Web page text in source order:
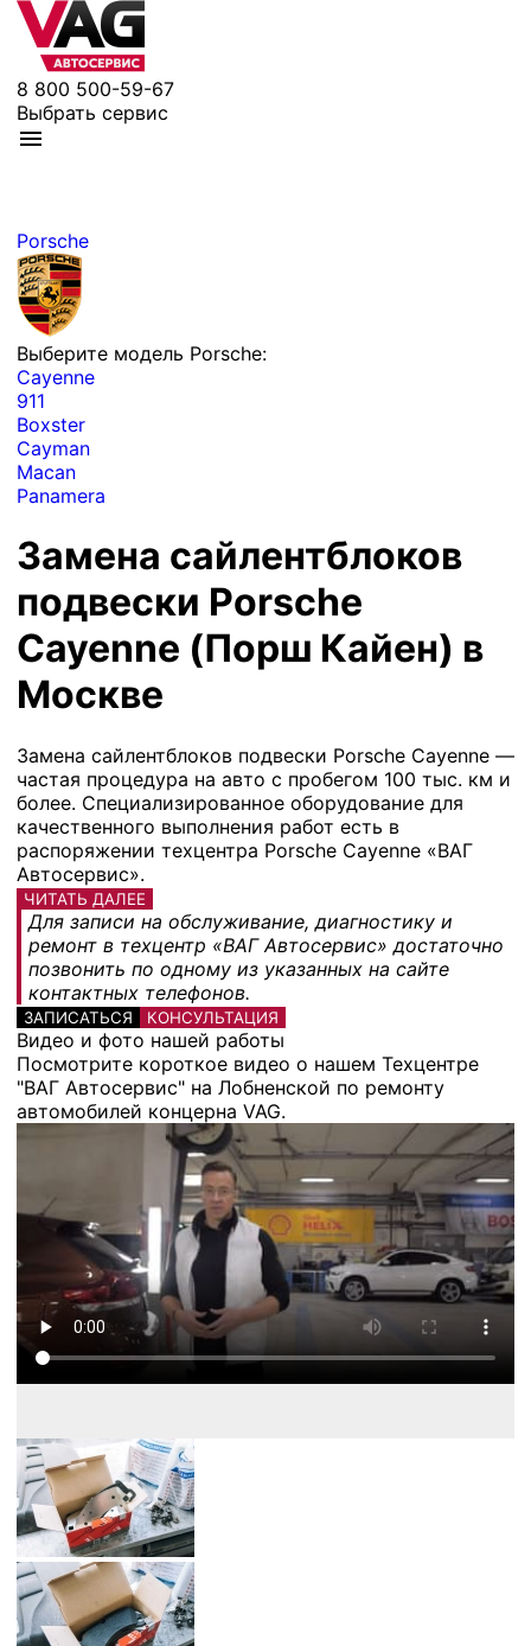
8 800 500-59-67
Выбрать сервис
Porsche
Выберите модель Porsche:
Cayenne
911
Boxster
Cayman
Macan
Panamera
Замена сайлентблоков
подвески Porsche
Cayenne (Порш Кайен) в
Москве
Замена сайлентблоков подвески Porsche Cayenne —
частая процедура на авто с пробегом 100 тыс. км и
более. Специализированное оборудование для
качественного выполнения работ есть в
распоряжении техцентра Porsche Cayenne «ВАГ
Автосервис».
ЧИТАТЬ ДАЛЕЕ
Для записи на обслуживание, диагностику и
ремонт в техцентр «ВАГ Автосервис» достаточно
позвонить по одному из указанных на сайте
контактных телефонов.
ЗАПИСАТЬСЯ КОНСУЛЬТАЦИЯ
Видео и фото нашей работы
Посмотрите короткое видео о нашем Техцентре
"ВАГ Автосервис" на Лобненской по ремонту
автомобилей концерна VAG.